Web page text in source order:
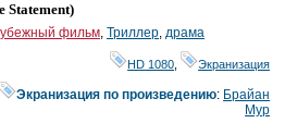
Statement)
фильм, Триллер, драма
HD 1080 Экранизация
Экранизация по произведению: Брайан
Мур